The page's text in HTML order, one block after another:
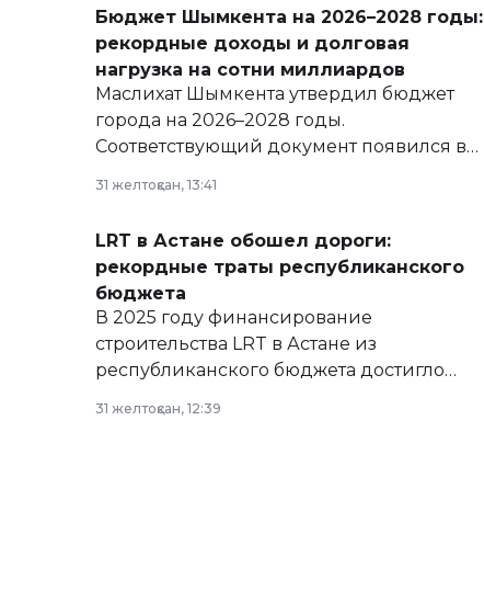
Бюджет Шымкента на 2026–2028 годы:
рекордные доходы и долговая
нагрузка на сотни миллиардов
Маслихат Шымкента утвердил бюджет
города на 2026–2028 годы.
Соответствующий документ появился в
сайте маслихат города.
31 желтоқсан, 13:41
LRT в Астане обошел дороги:
рекордные траты республиканского
бюджета
В 2025 году финансирование
строительства LRT в Астане из
республиканского бюджета достигло
31 желтоқсан, 12:39